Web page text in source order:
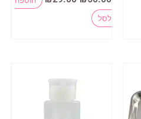
₪299.00.
המקורי הנוכחי
לסל
למוצר